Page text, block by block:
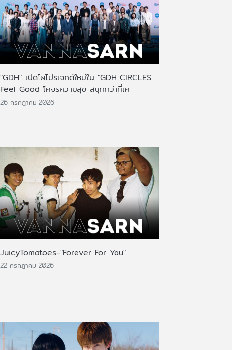
"GDH" เปิดโผโปรเจกต์ใหม่ใน "GDH CIRCLES
Feel Good โคจรความสุข สนุกกว่าที่เค
26 กรกฎาคม 2026
JuicyTomatoes-"Forever For You"
22 กรกฎาคม 2026